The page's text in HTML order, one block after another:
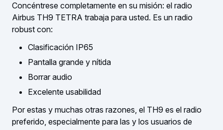
Concéntrese completamente en su misión: el radio
Airbus TH9 TETRA trabaja para usted. Es un radio
robust con:
Clasificación IP65
Pantalla grande y nítida
Borrar audio
Excelente usabilidad
Por estas y muchas otras razones, el TH9 es el radio
preferido, especialmente para las y los usuarios de